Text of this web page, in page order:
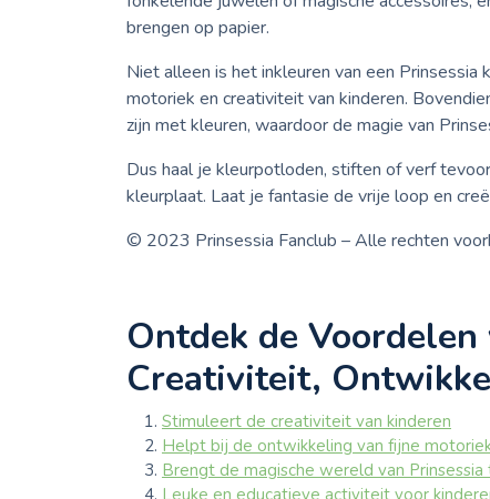
brengen op papier.
Niet alleen is het inkleuren van een
motoriek en creativiteit van kinderen.
zijn met kleuren, waardoor de magie van
Dus haal je kleurpotloden, stiften of verf
kleurplaat. Laat je fantasie de vrije loop en
© 2023 Prinsessia Fanclub – Alle rechten
Ontdek de
Creativiteit,
Stimuleert de creativiteit van kinderen
Helpt bij de ontwikkeling van fijne
Brengt de magische wereld van